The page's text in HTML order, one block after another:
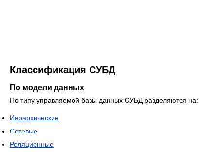
Классификация СУБД
По модели данных
По типу управляемой базы данных СУБД разделяются на:
Иерархические
Сетевые
Реляционные